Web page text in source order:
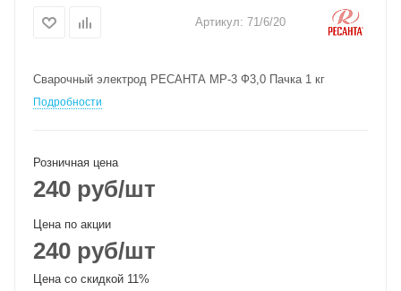
Артикул: 71/6/20
Сварочный электрод РЕСАНТА МР-3 Ф3,0 Пачка 1 кг
Подробности
Розничная цена
240 руб/шт
Цена по акции
240 руб/шт
Цена со скидкой 11%